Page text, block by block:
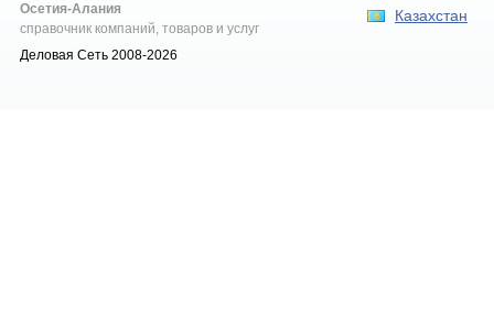
Казахстан
Осетия-Алания
справочник компаний, товаров и услуг
Деловая Сеть 2008-2026